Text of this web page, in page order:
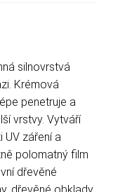
silnovrstvá
Krémová
penetruje a
vrstvy. Vytváří
UV záření a
polomatný film
dřevěné